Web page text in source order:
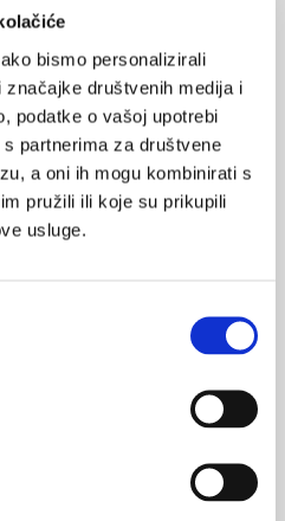
bismo personalizirali
društvenih medija i
podatke o vašoj upotrebi
partnerima za društvene
a oni ih mogu kombinirati s
pružili ili koje su prikupili
usluge.
nakon gastričnog bajpasa u
u časopisu Journal of
u časopisu JAMA Pediatrics.